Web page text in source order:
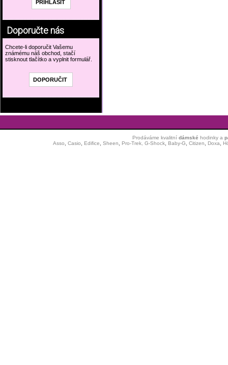
Doporučte nás
Chcete-li doporučit Vašemu
známému náš obchod, stačí
stisknout tlačítko a vyplnit formulář.
Prodáváme kvalitní dámské hodinkya
Asso
Casio Edifice Sheen Pro-Trek, G-Shock, Baby-G Citizen Doxa